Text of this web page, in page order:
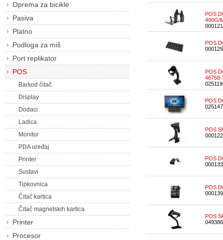
Oprema za bicikle
Pasiva
Platno
Podloga za miš
Port replikator
POS
Barkod čitač
Display
Dodaci
Ladica
Monitor
PDA uređaj
Printer
Sustavi
Tipkovnica
Čitač kartica
Čitač magnetskih kartica
Printer
Procesor
POS
400G/
POS
POS
46758-
POS
POS
POS
POS
POS